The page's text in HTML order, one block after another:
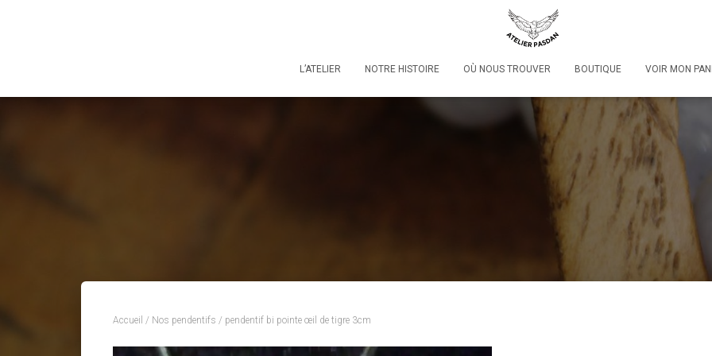
L’ATELIER NOTRE HISTOIRE OÙ NOUS TROUVER BOUTIQUE VOIR MON
Accueil / Nos pendentifs / pendentif bi pointe œil de tigre 3cm